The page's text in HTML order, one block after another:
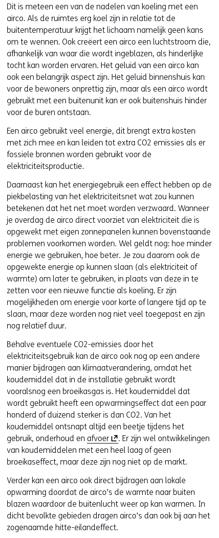
t
e
)
Dit is meteen een van de nadelen van koeling met een
airco. Als de ruimtes erg koel zijn in relatie tot de
buitentemperatuur krijgt het lichaam namelijk geen kans
om te wennen. Ook creëert een airco een luchtstroom die,
afhankelijk van waar die wordt ingeblazen, als hinderlijke
tocht kan worden ervaren. Het geluid van een airco kan
ook een belangrijk aspect zijn. Het geluid binnenshuis kan
voor de bewoners onprettig zijn, maar als een airco wordt
gebruikt met een buitenunit kan er ook buitenshuis hinder
voor de buren ontstaan.
Een airco gebruikt veel energie, dit brengt extra kosten
met zich mee en kan leiden tot extra CO2 emissies als er
fossiele bronnen worden gebruikt voor de
elektriciteitsproductie.
Daarnaast kan het energiegebruik een effect hebben op de
piekbelasting van het elektriciteitsnet wat zou kunnen
betekenen dat het net moet worden verzwaard. Wanneer
je overdag de airco direct voorziet van elektriciteit die is
opgewekt met eigen zonnepanelen kunnen bovenstaande
problemen voorkomen worden. Wel geldt nog: hoe minder
energie we gebruiken, hoe beter. Je zou daarom ook de
opgewekte energie op kunnen slaan (als elektriciteit of
warmte) om later te gebruiken, in plaats van deze in te
zetten voor een nieuwe functie als koeling. Er zijn
mogelijkheden om energie voor korte of langere tijd op te
slaan, maar deze worden nog niet veel toegepast en zijn
nog relatief duur.
Behalve eventuele CO2-emissies door het
elektriciteitsgebruik kan de airco ook nog op een andere
manier bijdragen aan klimaatverandering, omdat het
koudemiddel dat in de installatie gebruikt wordt
vooralsnog een broeikasgas is. Het koudemiddel dat
wordt gebruikt heeft een opwarmingseffect dat een paar
honderd of duizend sterker is dan CO2. Van het
koudemiddel ontsnapt altijd een beetje tijdens het
gebruik, onderhoud en afvoer(
o
p
n
t
i
n
n
. Er zijn wel ontwikkelingen
van koudemiddelen met een heel laag of geen
broeikaseffect, maar deze zijn nog niet op de markt.
Verder kan een airco ook direct bijdragen aan lokale
opwarming doordat de airco’s de warmte naar buiten
blazen waardoor de buitenlucht weer op kan warmen. In
dicht bevolkte gebieden dragen airco’s dan ook bij aan het
zogenaamde hitte-eilandeffect.